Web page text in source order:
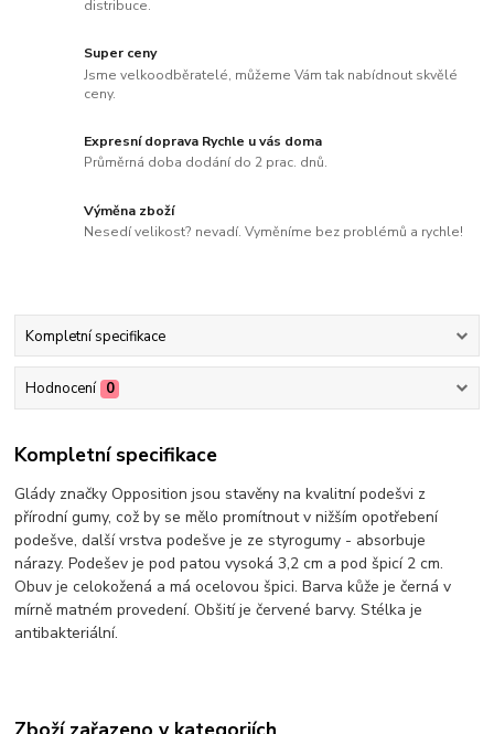
distribuce.
Super ceny
Jsme velkoodběratelé, můžeme Vám tak nabídnout skvělé
ceny.
Expresní doprava Rychle u vás doma
Průměrná doba dodání do 2 prac. dnů.
Výměna zboží
Nesedí velikost? nevadí. Vyměníme bez problémů a rychle!
Kompletní specifikace
Hodnocení 0
Kompletní specifikace
Glády značky Opposition jsou stavěny na kvalitní podešvi z
přírodní gumy, což by se mělo promítnout v nižším opotřebení
podešve, další vrstva podešve je ze styrogumy - absorbuje
nárazy. Podešev je pod patou vysoká 3,2 cm a pod špicí 2 cm.
Obuv je celokožená a má ocelovou špici. Barva kůže je černá v
mírně matném provedení. Obšití je červené barvy. Stélka je
antibakteriální.